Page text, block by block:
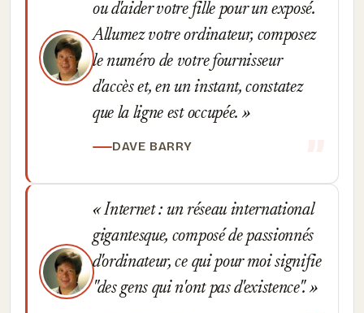
ou d'aider votre fille pour un exposé.
Allumez votre ordinateur, composez
le numéro de votre fournisseur
d'accès et, en un instant, constatez
que la ligne est occupée.
DAVE BARRY
Internet : un réseau international
gigantesque, composé de passionnés
d'ordinateur, ce qui pour moi signifie
"des gens qui n'ont pas d'existence".